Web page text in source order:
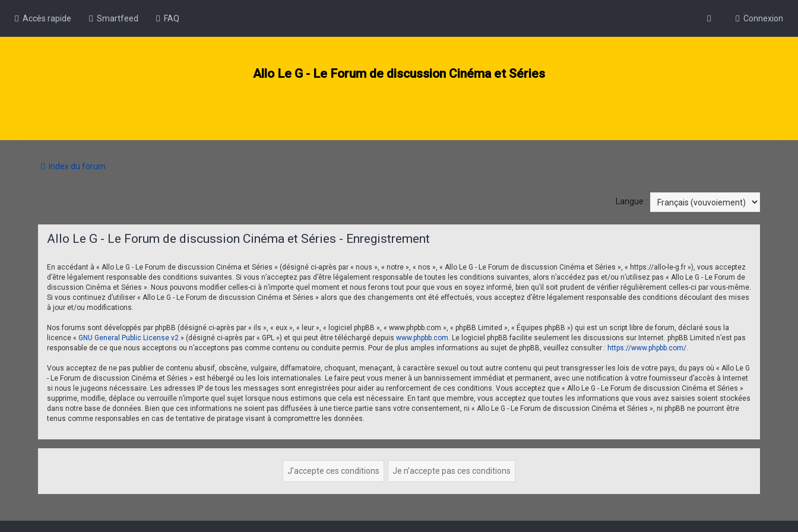
Accès rapide Smartfeed FAQ Connexion
Allo Le G - Le Forum de discussion Cinéma et Séries
Index du forum
Langue :
Allo Le G - Le Forum de discussion Cinéma et Séries - Enregistrement
En accédant à « Allo Le G - Le Forum de discussion Cinéma et Séries » (désigné ci-après par « nous », « notre », « nos », « Allo Le G - Le Forum de discussion Cinéma et Séries », « https://allo-le-g.fr »), vous acceptez
d’être légalement responsable des conditions suivantes. Si vous n’acceptez pas d’être légalement responsable de toutes les conditions suivantes, alors n’accédez pas et/ou n’utilisez pas « Allo Le G - Le Forum de
discussion Cinéma et Séries ». Nous pouvons modifier celles-ci à n’importe quel moment et nous ferons tout pour que vous en soyez informé, bien qu’il soit prudent de vérifier régulièrement celles-ci par vous-même.
Si vous continuez d’utiliser « Allo Le G - Le Forum de discussion Cinéma et Séries » alors que des changements ont été effectués, vous acceptez d’être légalement responsable des conditions découlant des mises
à jour et/ou modifications.
Nos forums sont développés par phpBB (désigné ci-après par « ils », « eux », « leur », « logiciel phpBB », « www.phpbb.com », « phpBB Limited », « Équipes phpBB ») qui est un script libre de forum, déclaré sous la
licence « GNU General Public License v2» (désigné ci-après par « GPL ») et qui peut être téléchargé depuis www.phpbb.com. Le logiciel phpBB facilite seulement les discussions sur Internet. phpBB Limited n’est pas
responsable de ce que nous acceptons ou n’acceptons pas comme contenu ou conduite permis. Pour de plus amples informations au sujet de phpBB, veuillez consulter : https://www.phpbb.com/.
Vous acceptez de ne pas publier de contenu abusif, obscène, vulgaire, diffamatoire, choquant, menaçant, à caractère sexuel ou tout autre contenu qui peut transgresser les lois de votre pays, du pays où « Allo Le G
- Le Forum de discussion Cinéma et Séries » est hébergé ou les lois internationales. Le faire peut vous mener à un bannissement immédiat et permanent, avec une notification à votre fournisseur d’accès à Internet
si nous le jugeons nécessaire. Les adresses IP de tous les messages sont enregistrées pour aider au renforcement de ces conditions. Vous acceptez que « Allo Le G - Le Forum de discussion Cinéma et Séries »
supprime, modifie, déplace ou verrouille n’importe quel sujet lorsque nous estimons que cela est nécessaire. En tant que membre, vous acceptez que toutes les informations que vous avez saisies soient stockées
dans notre base de données. Bien que ces informations ne soient pas diffusées à une tierce partie sans votre consentement, ni « Allo Le G - Le Forum de discussion Cinéma et Séries », ni phpBB ne pourront être
tenus comme responsables en cas de tentative de piratage visant à compromettre les données.